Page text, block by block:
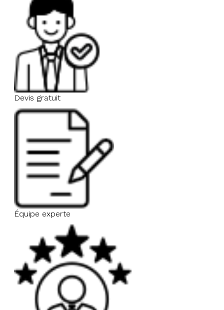
Devis gratuit
Équipe experte